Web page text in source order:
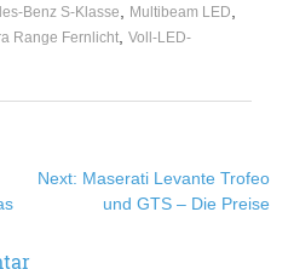
Benz S-Klasse, Multibeam LED,
Range Fernlicht, Voll-LED-
Next: Maserati Levante Trofeo
und GTS – Die Preise